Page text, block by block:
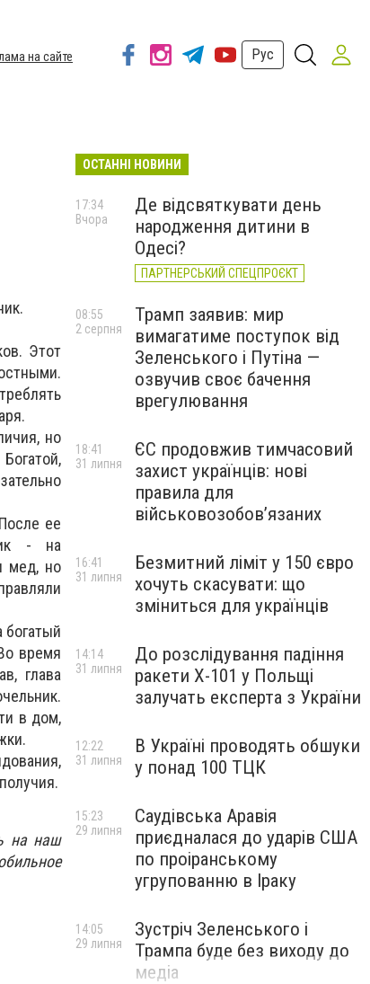
на сайте
Рус
Этот
но
ее
- на
мед, но
богатый
время
глава
в дом,
на наш
ОСТАННІ НОВИНИ
Де відсвяткувати день
народження дитини в
Одесі?
ПАРТНЕРСЬКИЙ СПЕЦПРОЄКТ
17:34
Вчора
Трамп заявив: мир
вимагатиме поступок від
Зеленського і Путіна —
озвучив своє бачення
врегулювання
08:55
2 серпня
ЄС продовжив тимчасовий
захист українців: нові
правила для
військовозобов’язаних
18:41
31 липня
Безмитний ліміт у 150 євро
хочуть скасувати: що
зміниться для українців
16:41
31 липня
До розслідування падіння
ракети Х-101 у Польщі
залучать експерта з України
14:14
31 липня
В Україні проводять обшуки
у понад 100 ТЦК
12:22
31 липня
Саудівська Аравія
приєдналася до ударів США
по проіранському
угрупованню в Іраку
15:23
29 липня
Зустріч Зеленського і
Трампа буде без виходу до
медіа
14:05
29 липня